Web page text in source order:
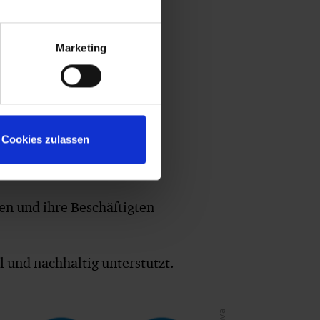
Marketing
Cookies zulassen
Das ias-
und ihre Beschäftigten
und nachhaltig unterstützt.